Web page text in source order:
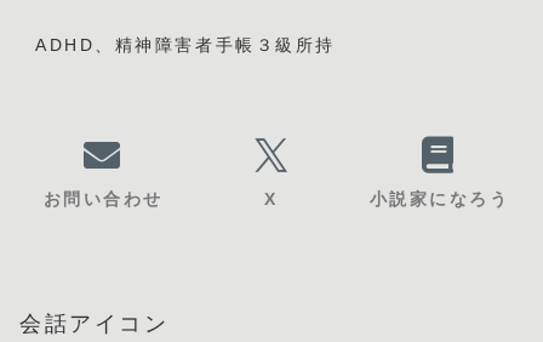
ADHD、精神障害者手帳３級所持
お問い合わせ X 小説家になろう
会話アイコン